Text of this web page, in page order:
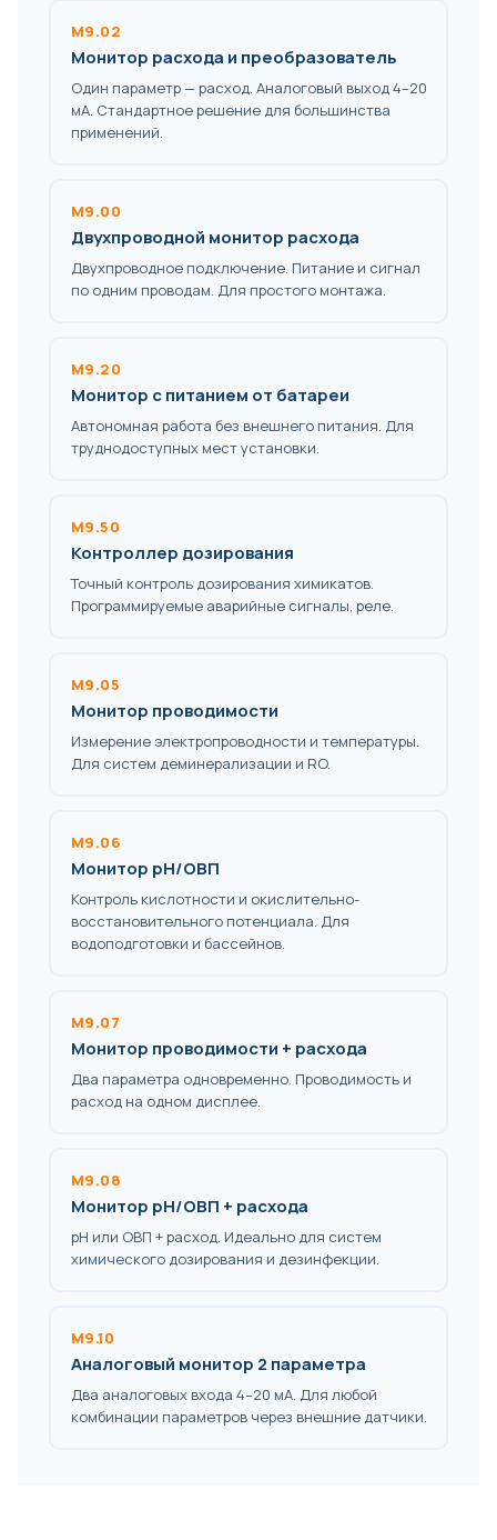
M9.02
Монитор расхода и преобразователь
Один параметр — расход. Аналоговый выход 4–20
мА. Стандартное решение для большинства
применений.
M9.00
Двухпроводной монитор расхода
Двухпроводное подключение. Питание и сигнал
по одним проводам. Для простого монтажа.
M9.20
Монитор с питанием от батареи
Автономная работа без внешнего питания. Для
труднодоступных мест установки.
M9.50
Контроллер дозирования
Точный контроль дозирования химикатов.
Программируемые аварийные сигналы, реле.
M9.05
Монитор проводимости
Измерение электропроводности и температуры.
Для систем деминерализации и RO.
M9.06
Монитор pH/ОВП
Контроль кислотности и окислительно-
восстановительного потенциала. Для
водоподготовки и бассейнов.
M9.07
Монитор проводимости + расхода
Два параметра одновременно. Проводимость и
расход на одном дисплее.
M9.08
Монитор pH/ОВП + расхода
pH или ОВП + расход. Идеально для систем
химического дозирования и дезинфекции.
M9.10
Аналоговый монитор 2 параметра
Два аналоговых входа 4–20 мА. Для любой
комбинации параметров через внешние датчики.